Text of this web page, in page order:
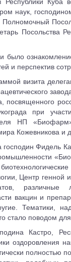
наук,
Посольства
было
и перспектив
визита
посвященного
при
НП
Кожевникова и
господин Фидель
Центр генной
вакцин и
Тематики,
стало поводом
Кастро,
оздоровления
полностью